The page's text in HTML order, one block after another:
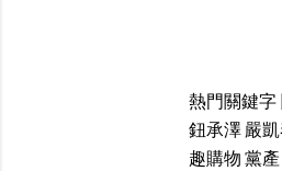
熱門關鍵字
鈕承澤嚴
趣購物黨產